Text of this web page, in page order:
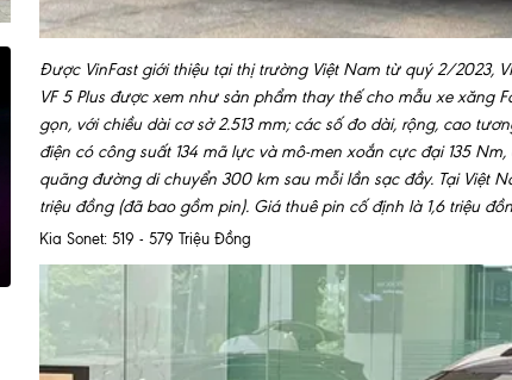
Được VinFast giới thiệu tại thị trường Việt Nam từ quý 2/2023,
VF 5 Plus được xem như sản phẩm thay thế cho mẫu xe
gọn, với chiều dài cơ sở 2.513 mm; các số đo dài, rộng, cao
điện có công suất 134 mã lực và mô-men xoắn cực đại 135
quãng đường di chuyển 300 km sau mỗi lần sạc đầy. Tại Việt
triệu đồng (đã bao gồm pin). Giá thuê pin cố định là 1,6 triệu
Kia Sonet: 519 - 579 Triệu Đồng